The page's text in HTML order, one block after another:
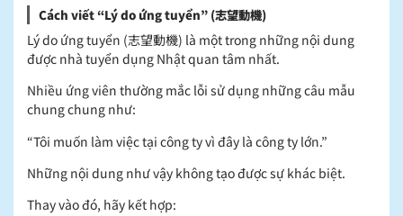
Cách viết “Lý do ứng tuyển” (志望動機)
Lý do ứng tuyển (志望動機) là một trong những nội dung
được nhà tuyển dụng Nhật quan tâm nhất.
Nhiều ứng viên thường mắc lỗi sử dụng những câu mẫu
chung chung như:
“Tôi muốn làm việc tại công ty vì đây là công ty lớn.”
Những nội dung như vậy không tạo được sự khác biệt.
Thay vào đó, hãy kết hợp: